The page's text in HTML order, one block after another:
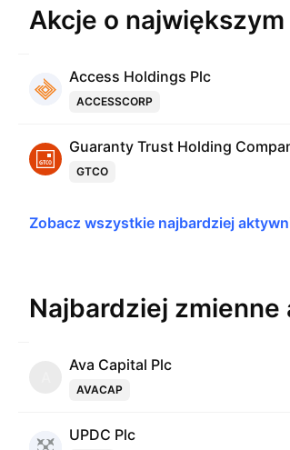
Akcje o największym
Access Holdings Plc
ACCESSCORP
Guaranty Trust Holding
GTCO
Zobacz wszystkie najbardziej
Najbardziej zmienne
Ava Capital Plc
AVACAP
UPDC Plc